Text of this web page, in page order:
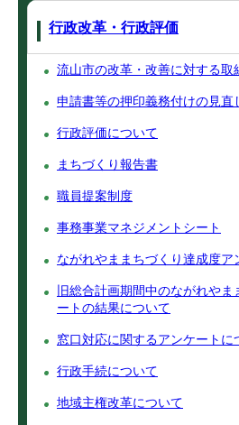
行政改革・行政評価
流山市の改革・改善に対する取
申請書等の押印義務付けの見直
行政評価について
まちづくり報告書
職員提案制度
事務事業マネジメントシート
ながれやままちづくり達成度ア
旧総合計画期間中のながれや
ートの結果について
窓口対応に関するアンケートに
行政手続について
地域主権改革について